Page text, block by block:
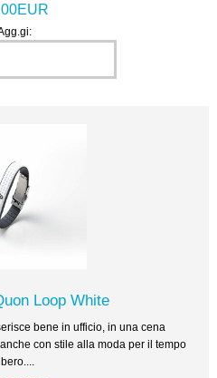
Loop White
bene in ufficio, in una cena
con stile alla moda per il tempo